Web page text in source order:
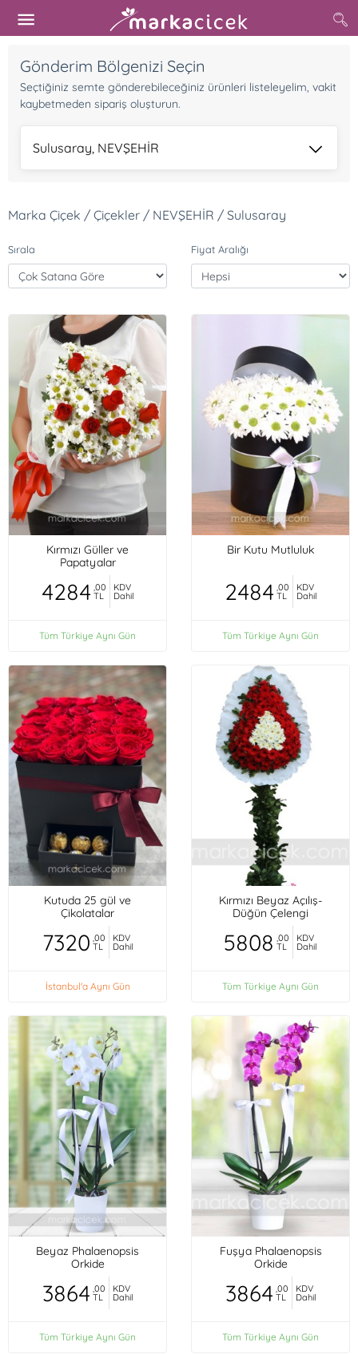
Gönderim Bölgenizi Seçin
Seçtiğiniz semte gönderebileceğiniz ürünleri listeleyelim, vakit
kaybetmeden sipariş oluşturun.
Sulusaray, NEVŞEHİR
Marka Çiçek / Çiçekler / NEVŞEHİR / Sulusaray
Sırala Fiyat Aralığı
Kırmızı Güller ve
Papatyalar
4284 ,00
TL
KDV
Dahil
Tüm Türkiye Aynı Gün
Bir Kutu Mutluluk
2484 ,00
TL
KDV
Dahil
Tüm Türkiye Aynı Gün
Kutuda 25 gül ve
Çikolatalar
7320 ,00
TL
KDV
Dahil
İstanbul'a Aynı Gün
Kırmızı Beyaz Açılış-
Düğün Çelengi
5808 ,00
TL
KDV
Dahil
Tüm Türkiye Aynı Gün
Beyaz Phalaenopsis
Orkide
3864 ,00
TL
KDV
Dahil
Tüm Türkiye Aynı Gün
Fuşya Phalaenopsis
Orkide
3864 ,00
TL
KDV
Dahil
Tüm Türkiye Aynı Gün